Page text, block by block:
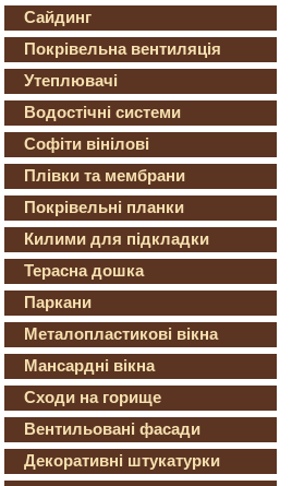
Сайдинг
Покрівельна вентиляція
Утеплювачі
Водостічні системи
Софіти вінілові
Плівки та мембрани
Покрівельні планки
Килими для підкладки
Терасна дошка
Паркани
Металопластикові вікна
Мансардні вікна
Сходи на горище
Вентильовані фасади
Декоративні штукатурки